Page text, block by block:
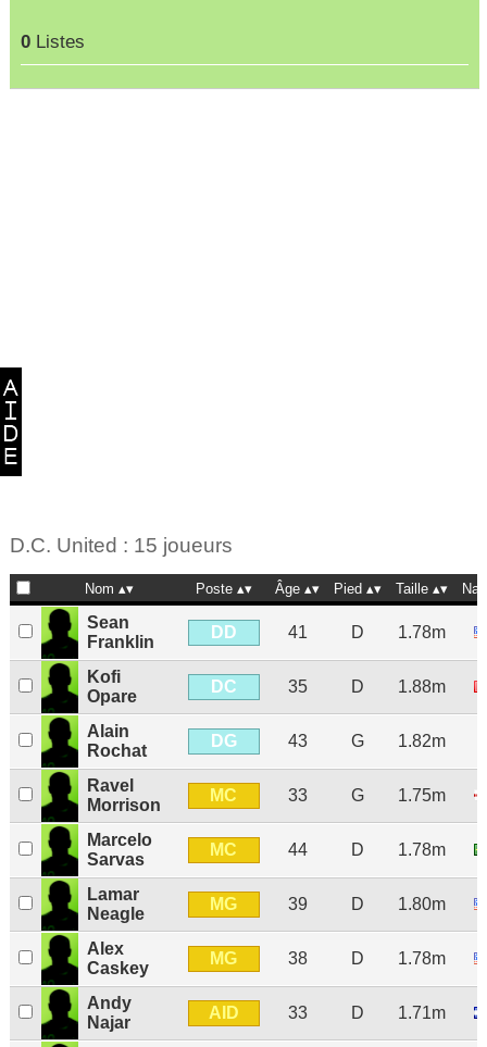
0Listes
D.C. United : 15 joueurs
Nom Poste Âge Pied Taille Nat
Sean
Franklin
DD 41 D 1.78m
Kofi
Opare
DC 35 D 1.88m
Alain
Rochat
DG 43 G 1.82m
Ravel
Morrison
MC 33 G 1.75m
Marcelo
Sarvas
MC 44 D 1.78m
Lamar
Neagle
MG 39 D 1.80m
Alex
Caskey
MG 38 D 1.78m
Andy
Najar
AID 33 D 1.71m